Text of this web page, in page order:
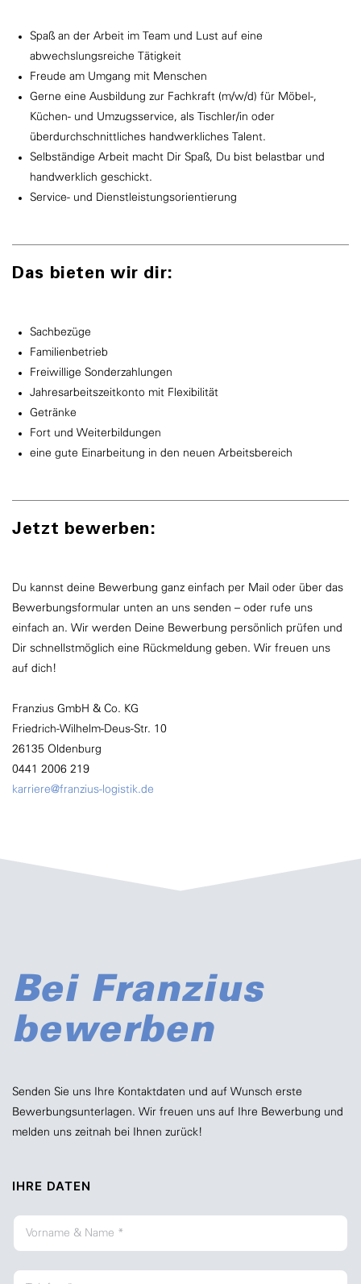
Spaß an der Arbeit im Team und Lust auf eine
abwechslungsreiche Tätigkeit
Freude am Umgang mit Menschen
Gerne eine Ausbildung zur Fachkraft (m/w/d) für Möbel-,
Küchen- und Umzugsservice, als Tischler/in oder
überdurchschnittliches handwerkliches Talent.
Selbständige Arbeit macht Dir Spaß, Du bist belastbar und
handwerklich geschickt.
Service- und Dienstleistungsorientierung
Das bieten wir dir:
Sachbezüge
Familienbetrieb
Freiwillige Sonderzahlungen
Jahresarbeitszeitkonto mit Flexibilität
Getränke
Fort und Weiterbildungen
eine gute Einarbeitung in den neuen Arbeitsbereich
Jetzt bewerben:
Du kannst deine Bewerbung ganz einfach per Mail oder über das
Bewerbungsformular unten an uns senden – oder rufe uns
einfach an. Wir werden Deine Bewerbung persönlich prüfen und
Dir schnellstmöglich eine Rückmeldung geben. Wir freuen uns
auf dich!
Franzius GmbH & Co. KG
Friedrich-Wilhelm-Deus-Str. 10
26135 Oldenburg
0441 2006 219
karriere@franzius-logistik.de
Bei Franzius
bewerben
Senden Sie uns Ihre Kontaktdaten und auf Wunsch erste
Bewerbungsunterlagen. Wir freuen uns auf Ihre Bewerbung und
melden uns zeitnah bei Ihnen zurück!
IHRE DATEN